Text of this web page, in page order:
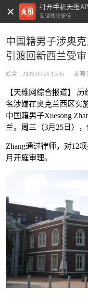
打开手机天维
阅读体验更佳
中国籍男子涉奥
引渡回新西兰受审
综合 2026-03-25 13:35 来源:
【天维网综合报道】
名涉嫌在奥克兰西区实
中国籍男子Xuesong
兰。周三（3月25日）
Zhang通过律师，对12
月开庭审理。